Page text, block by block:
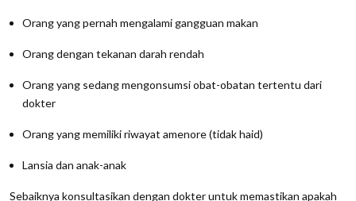
Orang yang pernah mengalami gangguan makan
Orang dengan tekanan darah rendah
Orang yang sedang mengonsumsi obat-obatan tertentu dari
dokter
Orang yang memiliki riwayat amenore (tidak haid)
Lansia dan anak-anak
Sebaiknya konsultasikan dengan dokter untuk memastikan apakah